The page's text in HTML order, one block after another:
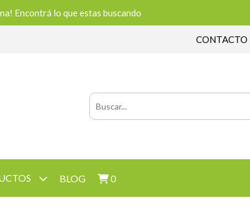
Encontrá lo que estas buscando
CONTACTO
BLOG 0